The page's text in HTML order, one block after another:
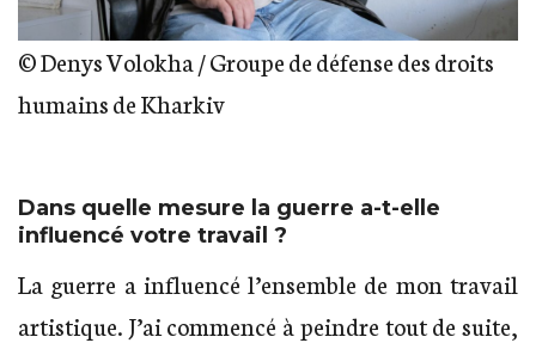
© Denys Volokha / Groupe de défense des droits
humains de Kharkiv
Dans quelle mesure la guerre a-t-elle
influencé votre travail ?
La guerre a influencé l’ensemble de mon travail
artistique. J’ai commencé à peindre tout de suite,